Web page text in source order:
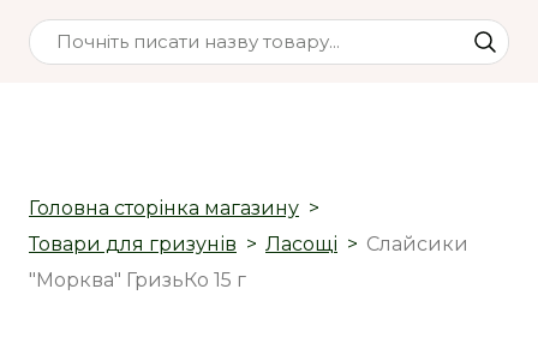
Головна сторінка магазину
Товари для гризунів
Ласощі
Слайсики
"Морква" ГризьКо 15 г